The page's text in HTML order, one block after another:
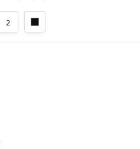
2